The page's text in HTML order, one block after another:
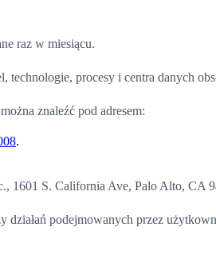
raz w miesiącu.
procesy i centra danych
znaleźć pod adresem:
.
1601 S. California Ave, Palo Alto, CA
działań podejmowanych przez